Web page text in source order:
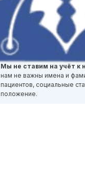
Мы не ставим на учёт к
нам не важны имена и
пациентов, социальные
положение.